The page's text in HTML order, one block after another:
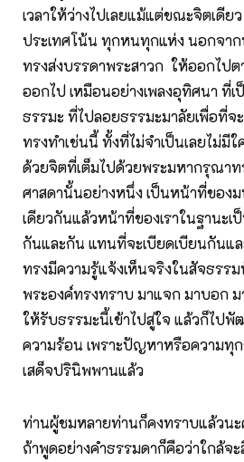
เวลาให้ว่างไปเลยแม้แต่ขณะจิตเดีย
ประเทศโน้น ทุกหนทุกแห่ง นอกจาก
ทรงส่งบรรดาพระสาวก ให้ออกไป
ออกไป เหมือนอย่างเพลงอุทิศนา ที่
ธรรมะ ที่ไปลอยธรรมะมาลัยเพื่อที่
ทรงทำเช่นนี้ ทั้งที่ไม่จำเป็นเลยไม่
ด้วยจิตที่เต็มไปด้วยพระมหากรุณา
ศาสดานั้นอย่างหนึ่ง เป็นหน้าที่ของ
เดียวกันแล้วหน้าที่ของเราในฐานะ
กันและกัน แทนที่จะเบียดเบียนกันแ
ทรงมีความรู้แจ้งเห็นจริงในสัจธร
พระองค์ทรงทราบ มาแจก มาบอก
ให้รับธรรมะนี้เข้าไปสู่ใจ แล้วก็ไป
ความร้อน เพราะปัญหาหรือความทุ
เสด็จปรินิพพานแล้ว
ท่านผู้ชมหลายท่านก็คงทราบแล้วน
ถ้าพูดอย่างคำธรรมดาก็คือว่าใกล้